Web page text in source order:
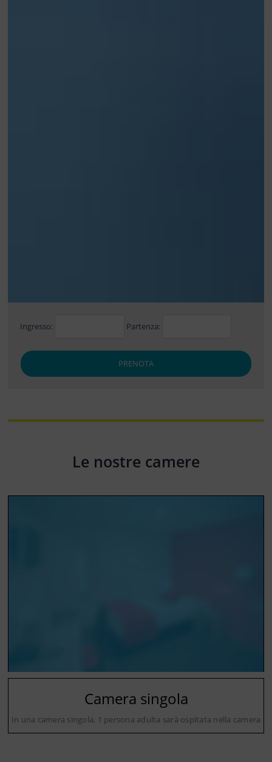
Ingresso: Partenza:
PRENOTA
Le nostre camere
Camera singola
In una camera singola, 1 persona adulta sarà ospitata nella camera